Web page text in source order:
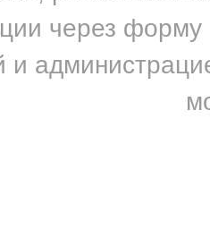
через форму
и